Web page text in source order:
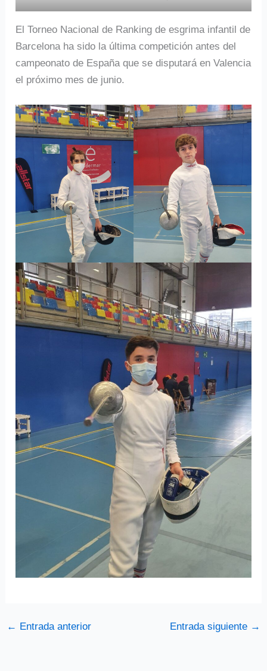
El Torneo Nacional de Ranking de esgrima infantil de
Barcelona ha sido la última competición antes del
campeonato de España que se disputará en Valencia
el próximo mes de junio.
← Entrada anterior Entrada siguiente →